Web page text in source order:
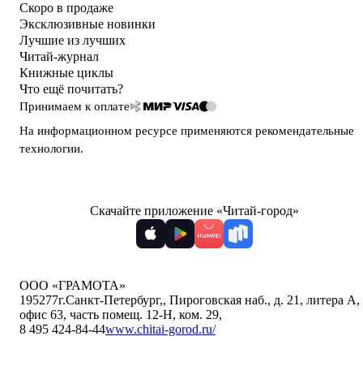
Скоро в продаже
Эксклюзивные новинки
Лучшие из лучших
Читай-журнал
Книжные циклы
Что ещё почитать?
Принимаем к оплате
На информационном ресурсе применяются рекомендательные
технологии.
Скачайте приложение «Читай-город»
ООО «ГРАМОТА»
195277г.Санкт-Петербург,, Пироговская наб., д. 21, литера А,
офис 63, часть помещ. 12-Н, ком. 29,
8 495 424-84-44www.chitai-gorod.ru/